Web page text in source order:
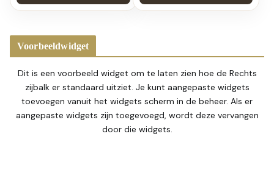
Voorbeeldwidget
Dit is een voorbeeld widget om te laten zien hoe de Rechts
zijbalk er standaard uitziet. Je kunt aangepaste widgets
toevoegen vanuit het widgets scherm in de beheer. Als er
aangepaste widgets zijn toegevoegd, wordt deze vervangen
door die widgets.